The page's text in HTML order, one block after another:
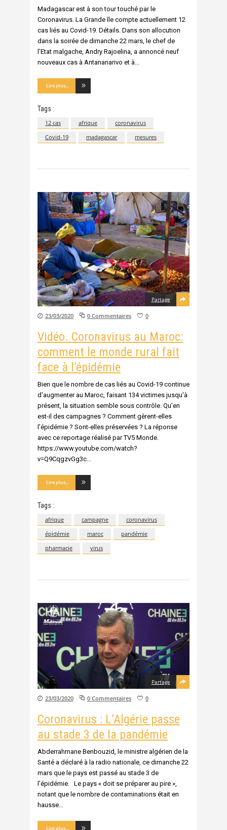
Madagascar est à son tour touché par le
Coronavirus. La Grande île compte actuellement 12
cas liés au Covid-19. Détails. Dans son allocution
dans la soirée de dimanche 22 mars, le chef de
l’Etat malgache, Andry Rajoelina, a annoncé neuf
nouveaux cas à Antananarivo et à
Lire plus...
Tags :
12 cas afrique
coronavirus
Covid-19
madagascar mesures
Partage
23/03/2020 0 Commentaires 0
Vidéo. Coronavirus au Maroc:
comment le monde rural fait
face à l’épidémie
Bien que le nombre de cas liés au Covid-19 continue
d'augmenter au Maroc, faisant 134 victimes jusqu'à
présent, la situation semble sous contrôle. Qu'en
est-il des campagnes ? Comment gèrent-elles
l'épidémie ? Sont-elles préservées ? La réponse
avec ce reportage réalisé par TV5 Monde.
https://www.youtube.com/watch?
v=Q9CqgzvGg3c
Lire plus...
Tags :
afrique campagne
coronavirus
épidémie
maroc
pandémie
pharmacie
virus
Partage
23/03/2020 0 Commentaires 0
Coronavirus : L’Algérie passe
au stade 3 de la pandémie
Abderrahmane Benbouzid, le ministre algérien de la
Santé a déclaré à la radio nationale, ce dimanche 22
mars que le pays est passé au stade 3 de
l’épidémie. Le pays « doit se préparer au pire »,
notant que le nombre de contaminations était en
hausse
Lire plus...